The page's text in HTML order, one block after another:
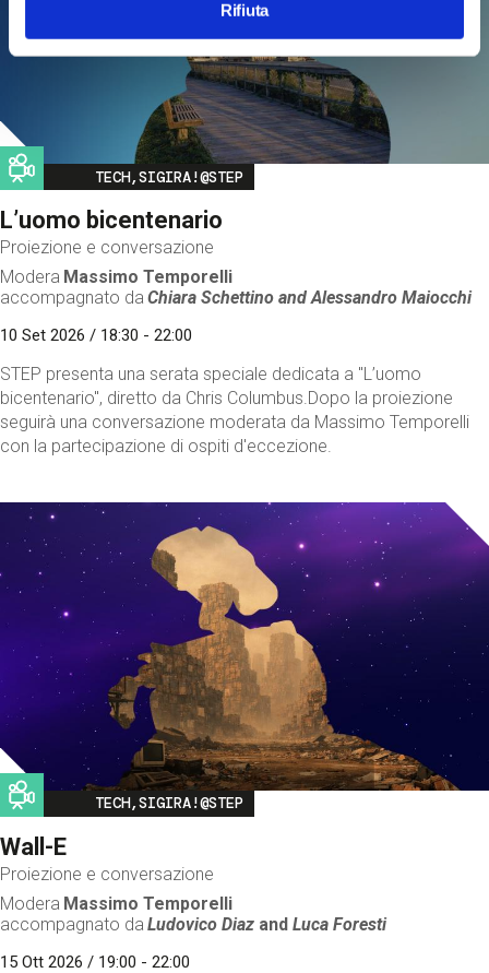
Rifiuta
Image
TECH,SIGIRA!@STEP
L’uomo bicentenario
Proiezione e conversazione
Modera Massimo Temporelli
accompagnato da Chiara Schettino andAlessandro Maiocchi
10 Set 2026 / 18:30 - 22:00
STEP presenta una serata speciale dedicata a "L’uomo
bicentenario", diretto da Chris Columbus.Dopo la proiezione
seguirà una conversazione moderata da Massimo Temporelli
con la partecipazione di ospiti d'eccezione.
Image
TECH,SIGIRA!@STEP
Wall-E
Proiezione e conversazione
Modera Massimo Temporelli
accompagnato da Ludovico Diaz andLuca Foresti
15 Ott 2026 / 19:00 - 22:00